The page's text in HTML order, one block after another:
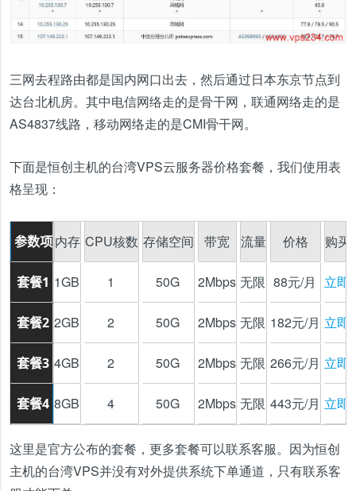
三网去程路由都是国内网口出去，然后通过日本东京节点到
达台北机房。其中电信网络走的是骨干网，联通网络走的是
AS4837线路，移动网络走的是CMI骨干网。
下面是恒创主机的台湾VPS云服务器价格套餐，我们使用表
格呈现：
参数项
套餐1
套餐2
套餐3
套餐4
内存
1GB
2GB
4GB
8GB
CPU核数
1
2
2
4
存储空间
50G
50G
50G
50G
带宽
2Mbps
2Mbps
2Mbps
2Mbps
流量
无限
无限
无限
无限
价格
88元/月
182元/月
266元/月
443元/月
购买
立即
立即
立即
立即
这里是官方公布的套餐，更多套餐可以联系客服。因为恒创
主机的台湾VPS并没有对外提供系统下单通道，只有联系客